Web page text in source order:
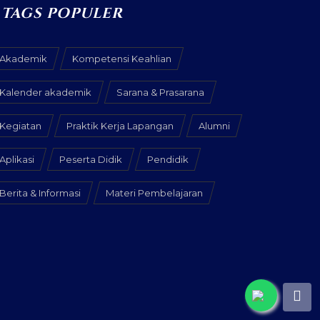
TAGS POPULER
Kompetensi Keahlian
akademik Sarana & Prasarana
Praktik Kerja Lapangan Alumni
Peserta Didik Pendidik
& Informasi Materi Pembelajaran